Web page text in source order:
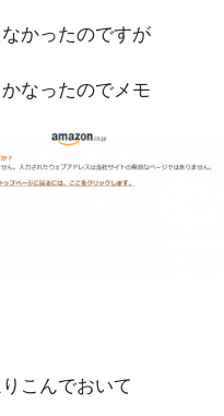
かったのですが
なったのでメモ
こんでおいて